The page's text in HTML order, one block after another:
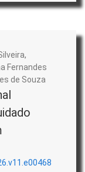
Fernandes
de Souza